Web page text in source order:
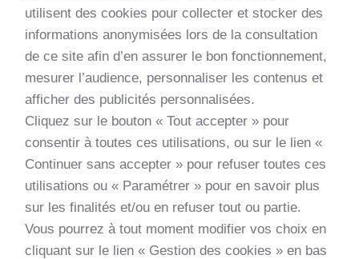
Evaluer la faisabilité de mon projet
Monter mon projet
Découvrir les nouveautés
Apprendre et me former
Inscrivez-vous à notre newsletter
utilisent des cookies pour collecter et stocker des
informations anonymisées lors de la consultation
de ce site afin d’en assurer le bon fonctionnement,
mesurer l’audience, personnaliser les contenus et
afficher des publicités personnalisées.
Cliquez sur le bouton « Tout accepter » pour
consentir à toutes ces utilisations, ou sur le lien «
Continuer sans accepter » pour refuser toutes ces
utilisations ou « Paramétrer » pour en savoir plus
sur les finalités et/ou en refuser tout ou partie.
Vous pourrez à tout moment modifier vos choix en
cliquant sur le lien « Gestion des cookies » en bas